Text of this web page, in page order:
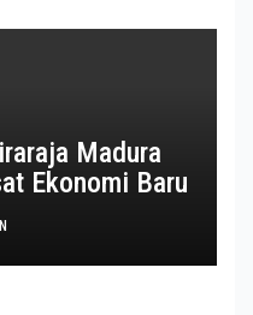
Madura
Ekonomi Baru